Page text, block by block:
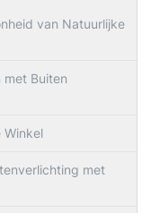
van Natuurlijke
met Buiten
Winkel
met